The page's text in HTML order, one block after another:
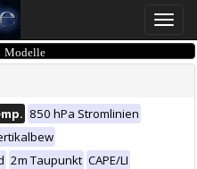
Toggle
850 hPa Stromlinien
2m Taupunkt CAPE/LI